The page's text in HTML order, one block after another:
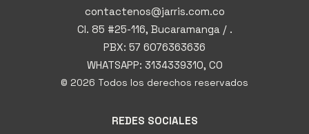
contactenos@jarris.com.co
Cl. 85 #25-116, Bucaramanga / .
PBX: 57 6076363636
WHATSAPP: 3134339310, CO
© 2026 Todos los derechos reservados
REDES SOCIALES